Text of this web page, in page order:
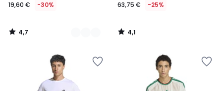
19,60 € -30%
4,7
/
63,75 € -25%
4,1
/